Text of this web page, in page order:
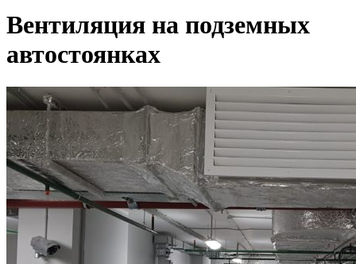
Вентиляция на подземных
автостоянках